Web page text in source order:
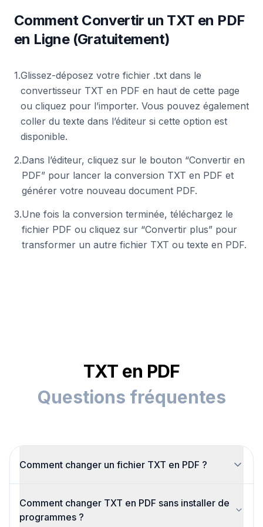
Comment Convertir un TXT en PDF
en Ligne (Gratuitement)
1.Glissez-déposez votre fichier .txt dans le
convertisseur TXT en PDF en haut de cette page
ou cliquez pour l’importer. Vous pouvez également
coller du texte dans l’éditeur si cette option est
disponible.
2.Dans l’éditeur, cliquez sur le bouton “Convertir en
PDF” pour lancer la conversion TXT en PDF et
générer votre nouveau document PDF.
3.Une fois la conversion terminée, téléchargez le
fichier PDF ou cliquez sur “Convertir plus” pour
transformer un autre fichier TXT ou texte en PDF.
TXT en PDF
Questions fréquentes
Comment changer un fichier TXT en PDF ?
TXT en PDF, appuyez sur “Convertir en PDF” et
téléchargez le résultat. C’est tout ce dont vous
Comment changer TXT en PDF sans installer de
programmes ?